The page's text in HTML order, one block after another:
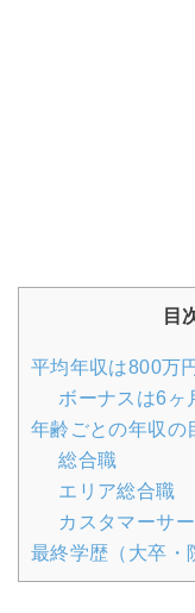
目
平均年収は800万
ボーナスは6ヶ
年齢ごとの年収の
総合職
エリア総合職
カスタマーサ
最終学歴（大卒・